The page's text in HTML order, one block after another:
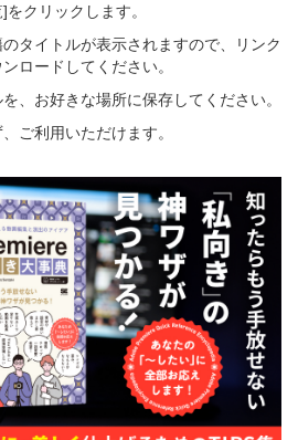
クリックします。
タイトルが表示されますので、リンク
ロードしてください。
、お好きな場所に保存してください。
ご利用いただけます。